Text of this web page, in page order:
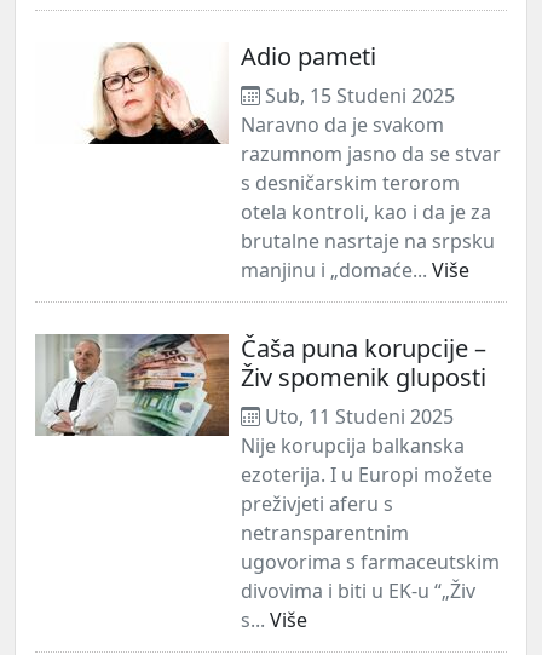
Adio pameti
Sub, 15 Studeni 2025
Naravno da je svakom
razumnom jasno da se stvar
s desničarskim terorom
otela kontroli, kao i da je za
brutalne nasrtaje na srpsku
manjinu i „domaće... Više
Čaša puna korupcije –
Živ spomenik gluposti
Uto, 11 Studeni 2025
Nije korupcija balkanska
ezoterija. I u Europi možete
preživjeti aferu s
netransparentnim
ugovorima s farmaceutskim
divovima i biti u EK-u “„Živ
s... Više